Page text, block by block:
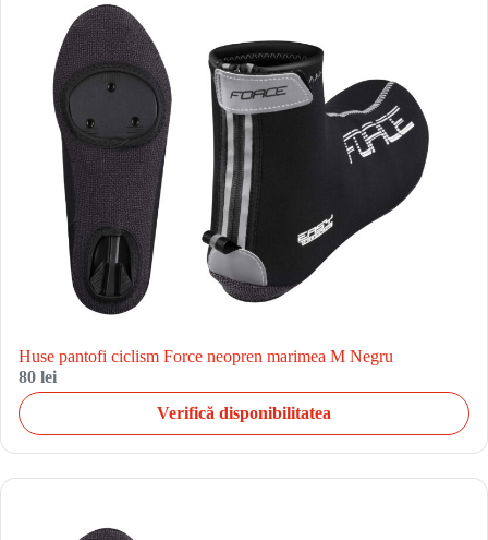
Huse pantofi ciclism Force neopren marimea M Negru
80 lei
Verifică disponibilitatea